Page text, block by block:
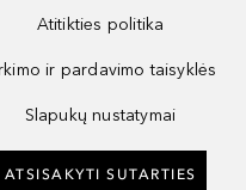
Atitikties politika
ir pardavimo taisyklės
Slapukų nustatymai
ATSISAKYTI SUTARTIES